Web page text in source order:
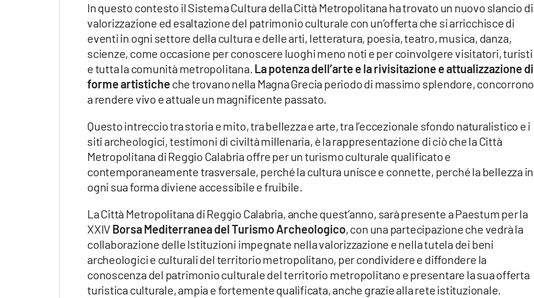
In questo contesto il Sistema Cultura della Città Metropolitana ha trovato un nuovo slancio di
valorizzazione ed esaltazione del patrimonio culturale con un’offerta che si arricchisce di
eventi in ogni settore della cultura e delle arti, letteratura, poesia, teatro, musica, danza,
scienze, come occasione per conoscere luoghi meno noti e per coinvolgere visitatori, turisti
e tutta la comunità metropolitana. La potenza dell’arte e la rivisitazione e attualizzazione di
forme artistiche che trovano nella Magna Grecia periodo di massimo splendore, concorrono
a rendere vivo e attuale un magnificente passato.
Questo intreccio tra storia e mito, tra bellezza e arte, tra l’eccezionale sfondo naturalistico e i
siti archeologici, testimoni di civiltà millenaria, è la rappresentazione di ciò che la Città
Metropolitana di Reggio Calabria offre per un turismo culturale qualificato e
contemporaneamente trasversale, perché la cultura unisce e connette, perché la bellezza in
ogni sua forma diviene accessibile e fruibile.
La Città Metropolitana di Reggio Calabria, anche quest’anno, sarà presente a Paestum per la
XXIV Borsa Mediterranea del Turismo Archeologico, con una partecipazione che vedrà la
collaborazione delle Istituzioni impegnate nella valorizzazione e nella tutela dei beni
archeologici e culturali del territorio metropolitano, per condividere e diffondere la
conoscenza del patrimonio culturale del territorio metropolitano e presentare la sua offerta
turistica culturale, ampia e fortemente qualificata, anche grazie alla rete istituzionale.